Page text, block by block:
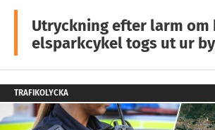
Utryckning efter larm om
elsparkcykel togs ut ur
TRAFIKOLYCKA